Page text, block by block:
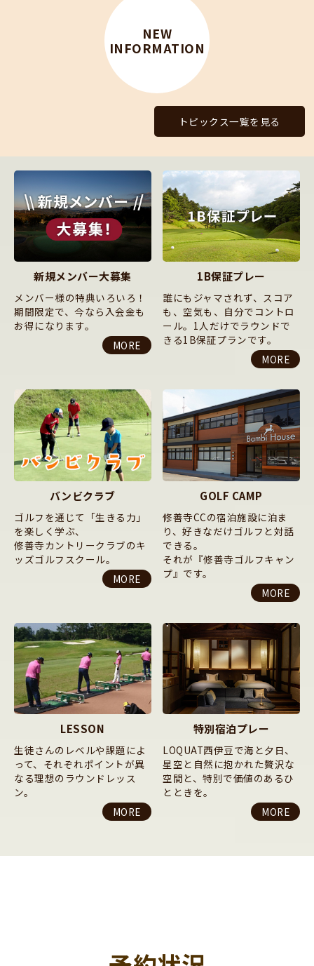
NEW
INFORMATION
トピックス一覧を見る
新規メンバー大募集
メンバー様の特典いろいろ！
期間限定で、今なら入会金も
お得になります。
MORE
1B保証プレー
誰にもジャマされず、スコア
も、空気も、自分でコントロ
ール。1人だけでラウンドで
きる1B保証プランです。
MORE
バンビクラブ
ゴルフを通じて「生きる力」
を楽しく学ぶ、
修善寺カントリークラブのキ
ッズゴルフスクール。
MORE
GOLF CAMP
修善寺CCの宿泊施設に泊ま
り、好きなだけゴルフと対話
できる。
それが『修善寺ゴルフキャン
プ』です。
MORE
LESSON
生徒さんのレベルや課題によ
って、それぞれポイントが異
なる理想のラウンドレッス
ン。
MORE
特別宿泊プレー
LOQUAT西伊豆で海と夕日、
星空と自然に抱かれた贅沢な
空間と、特別で価値のあるひ
とときを。
MORE